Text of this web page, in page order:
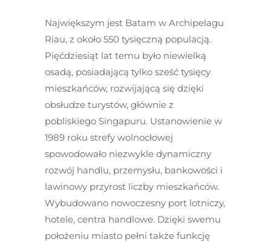
Największym jest Batam w Archipelagu
Riau, z około 550 tysięczną populacją.
Pięćdziesiąt lat temu było niewielką
osadą, posiadającą tylko sześć tysięcy
mieszkańców, rozwijającą się dzięki
obsłudze turystów, głównie z
pobliskiego Singapuru. Ustanowienie w
1989 roku strefy wolnocłowej
spowodowało niezwykle dynamiczny
rozwój handlu, przemysłu, bankowości i
lawinowy przyrost liczby mieszkańców.
Wybudowano nowoczesny port lotniczy,
hotele, centra handlowe. Dzięki swemu
położeniu miasto pełni także funkcję